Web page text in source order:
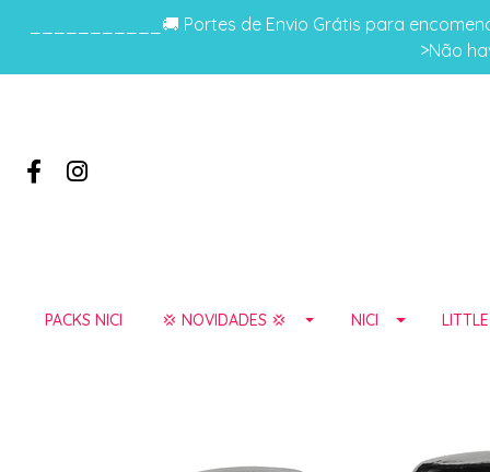
___________🚚 Portes de Envio Grátis para
>Não
PACKS NICI 💢 NOVIDADES 💢 NICI